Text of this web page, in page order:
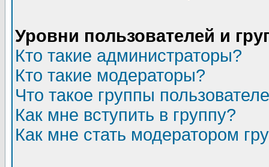
Уровни пользователей и
Кто такие администраторы?
Кто такие модераторы?
Что такое группы
Как мне вступить в группу?
Как мне стать модератором